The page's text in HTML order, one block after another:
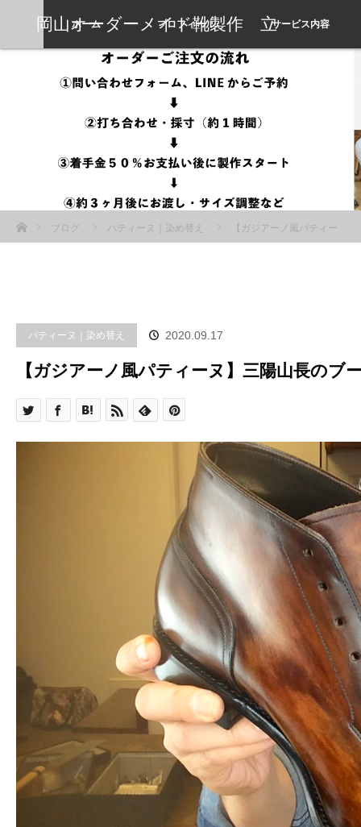
岡山オーダーメイド靴製作 立
岡靴工房
ホーム プロフィール サービス内容
ブログ
パティーヌ｜染め替え 【ガジアーノ風パティー
パティーヌ｜染め替え 2020.09.17
【ガジアーノ風パティーヌ】三陽山長のブ